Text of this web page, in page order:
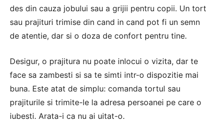
des din cauza jobului sau a grijii pentru copii. Un tort
sau prajituri trimise din cand in cand pot fi un semn
de atentie, dar si o doza de confort pentru tine.
Desigur, o prajitura nu poate inlocui o vizita, dar te
face sa zambesti si sa te simti intr-o dispozitie mai
buna. Este atat de simplu: comanda tortul sau
prajiturile si trimite-le la adresa persoanei pe care o
iubesti. Arata-i ca nu ai uitat-o.